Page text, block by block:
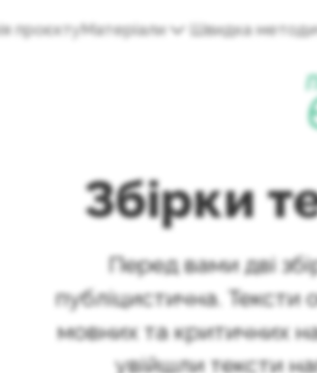
проєктуМатеріали Швидка
Збірки
Перед вами дві
публіцистична. Тексти
мовних та критичних
увійшли тексти